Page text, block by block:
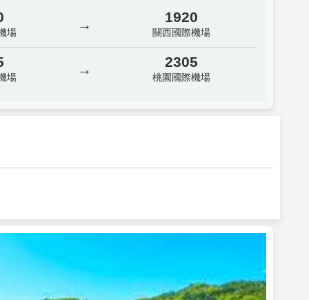
場 → 1920
關西國際機場
場 → 2305
桃園國際機場